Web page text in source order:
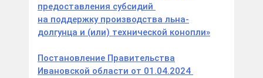
предоставления субсидий
на поддержку производства льна-
долгунца и (или) технической конопли»
Постановление Правительства
Ивановской области от 01.04.2024